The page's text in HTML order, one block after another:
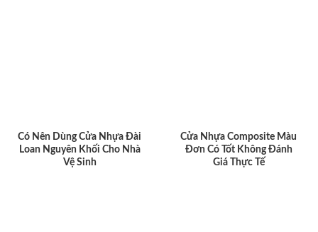
Có Nên Dùng Cửa Nhựa Đài
Loan Nguyên Khối Cho Nhà
Vệ Sinh
Cửa Nhựa Composite Màu
Đơn Có Tốt Không Đánh
Giá Thực Tế